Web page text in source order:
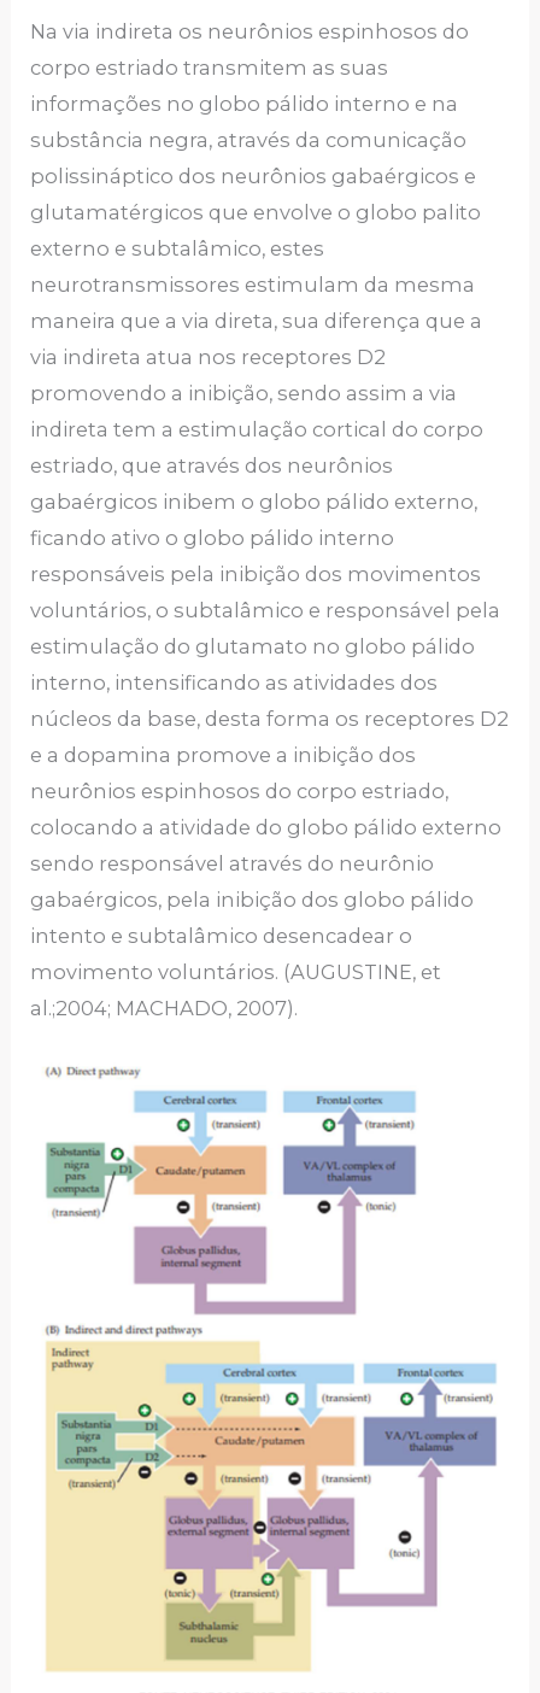
Na via indireta os neurônios espinhosos do
corpo estriado transmitem as suas
informações no globo pálido interno e na
substância negra, através da comunicação
polissináptico dos neurônios gabaérgicos e
glutamatérgicos que envolve o globo palito
externo e subtalâmico, estes
neurotransmissores estimulam da mesma
maneira que a via direta, sua diferença que a
via indireta atua nos receptores D2
promovendo a inibição, sendo assim a via
indireta tem a estimulação cortical do corpo
estriado, que através dos neurônios
gabaérgicos inibem o globo pálido externo,
ficando ativo o globo pálido interno
responsáveis pela inibição dos movimentos
voluntários, o subtalâmico e responsável pela
estimulação do glutamato no globo pálido
interno, intensificando as atividades dos
núcleos da base, desta forma os receptores D2
e a dopamina promove a inibição dos
neurônios espinhosos do corpo estriado,
colocando a atividade do globo pálido externo
sendo responsável através do neurônio
gabaérgicos, pela inibição dos globo pálido
intento e subtalâmico desencadear o
movimento voluntários. (AUGUSTINE, et
al.;2004; MACHADO, 2007).